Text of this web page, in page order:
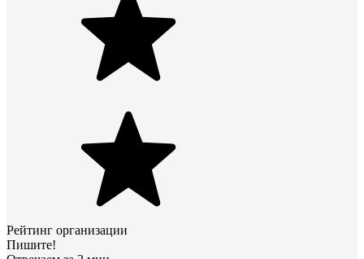
Рейтинг организации
Пишите!